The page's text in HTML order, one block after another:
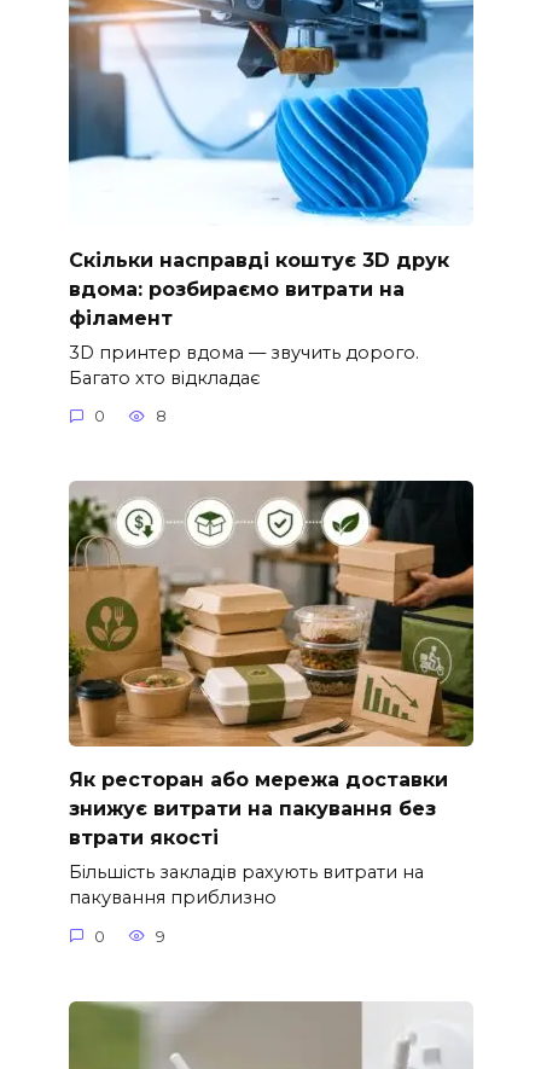
Скільки насправді коштує 3D друк
вдома: розбираємо витрати на
філамент
3D принтер вдома — звучить дорого.
Багато хто відкладає
0 8
Як ресторан або мережа доставки
знижує витрати на пакування без
втрати якості
Більшість закладів рахують витрати на
пакування приблизно
0 9